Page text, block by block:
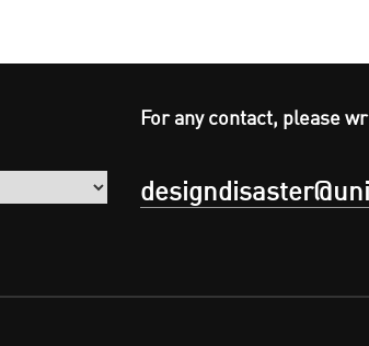
For any contact, please